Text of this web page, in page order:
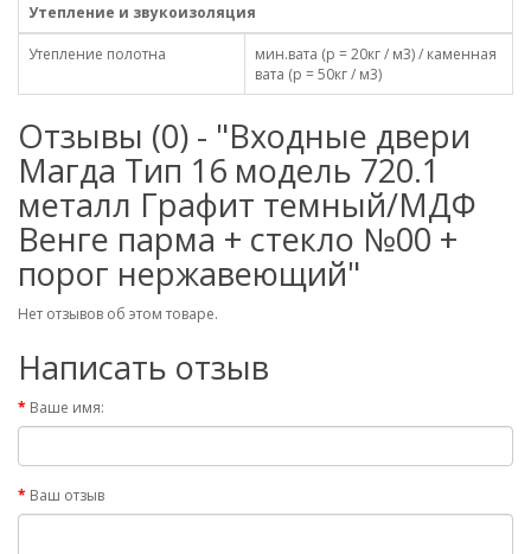
Утепление и звукоизоляция
Утепление полотна
мин.вата (р = 20кг / м3) / каменная
вата (р = 50кг / м3)
Отзывы (0) - "Входные двери
Магда Тип 16 модель 720.1
металл Графит темный/МДФ
Венге парма + стекло №00 +
порог нержавеющий"
Нет отзывов об этом товаре.
Написать отзыв
Ваше имя:
Ваш отзыв